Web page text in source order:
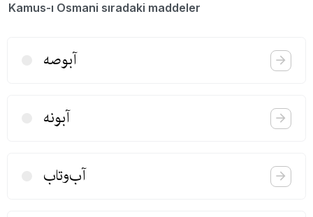
Kamus-ı Osmani sıradaki maddeler
آبوصه
آبونه
آب‌وتاب